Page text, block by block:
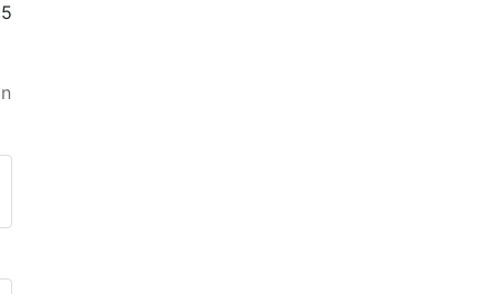
a un amigo
página
al autor
la foto de esta receta